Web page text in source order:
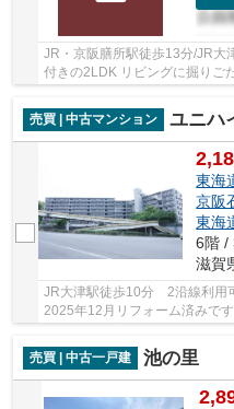
JR・京阪膳所駅徒歩13分/JR
付きの2LDK リビングに掘り
売買 | 中古マンション
ユニハ
東海
京阪
東海
6階 /
滋賀
JR大津駅徒歩10分 2沿線利用
2025年12月リフォーム済みで
売買 | 中古一戸建
池の里